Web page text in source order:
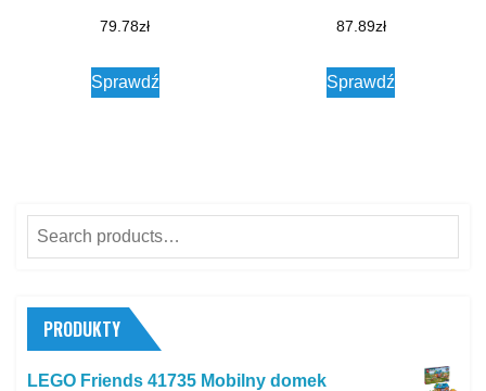
79.78zł
Sprawdź
87.89zł
Sprawdź
Search
for:
PRODUKTY
LEGO Friends 41735 Mobilny domek